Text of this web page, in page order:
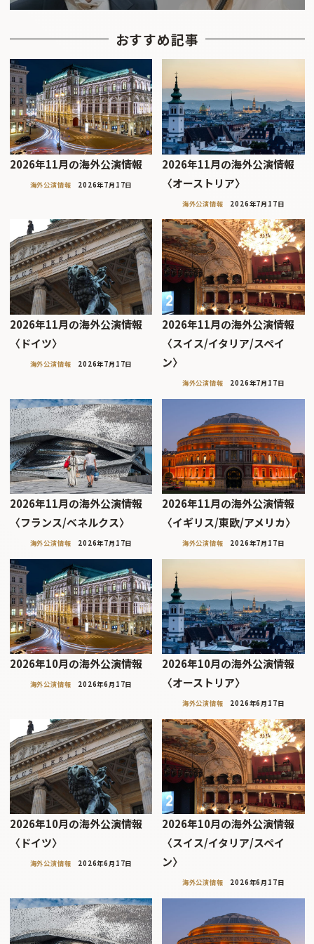
おすすめ記事
2026年11月の海外公演情報
海外公演情報 2026年7月17日
2026年11月の海外公演情報
〈オーストリア〉
海外公演情報 2026年7月17日
2026年11月の海外公演情報
〈ドイツ〉
海外公演情報 2026年7月17日
2026年11月の海外公演情報
〈スイス/イタリア/スペイ
ン〉
海外公演情報 2026年7月17日
2026年11月の海外公演情報
〈フランス/ベネルクス〉
海外公演情報 2026年7月17日
2026年11月の海外公演情報
〈イギリス/東欧/アメリカ〉
海外公演情報 2026年7月17日
2026年10月の海外公演情報
海外公演情報 2026年6月17日
2026年10月の海外公演情報
〈オーストリア〉
海外公演情報 2026年6月17日
2026年10月の海外公演情報
〈ドイツ〉
海外公演情報 2026年6月17日
2026年10月の海外公演情報
〈スイス/イタリア/スペイ
ン〉
海外公演情報 2026年6月17日